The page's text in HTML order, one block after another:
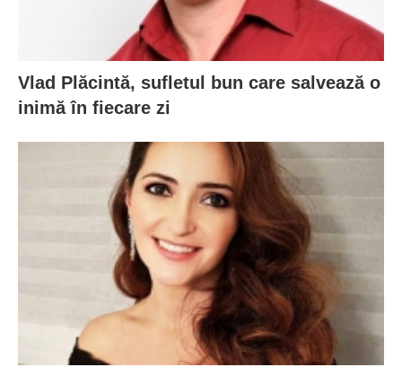
Vlad Plăcintă, sufletul bun care salvează o
inimă în fiecare zi